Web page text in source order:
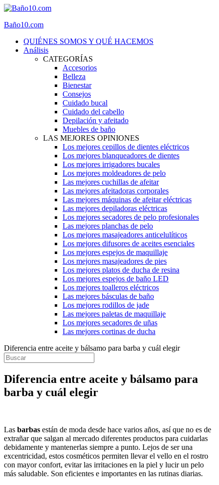
Baño10.com
QUIÉNES SOMOS Y QUÉ HACEMOS
Análisis
CATEGORÍAS
Accesorios
Belleza
Bienestar
Consejos
Cuidado bucal
Cuidado del cabello
Depilación y afeitado
Muebles de baño
LAS MEJORES OPINIONES
Los mejores cepillos de dientes eléctricos
Los mejores blanqueadores de dientes
Los mejores irrigadores bucales
Los mejores moldeadores de pelo
Las mejores cuchillas de afeitar
Las mejores afeitadoras corporales
Las mejores máquinas de afeitar eléctricas
Las mejores depiladoras eléctricas
Los mejores secadores de pelo profesionales
Las mejores planchas de pelo
Los mejores masajeadores anticelulíticos
Los mejores difusores de aceites esenciales
Los mejores espejos de maquillaje
Los mejores masajeadores de pies
Los mejores platos de ducha de resina
Los mejores espejos de baño LED
Los mejores toalleros eléctricos
Las mejores básculas de baño
Los mejores rodillos de jade
Las mejores paletas de maquillaje
Los mejores secadores de uñas
Las mejores cortinas de ducha
Diferencia entre aceite y bálsamo para barba y cuál elegir
Diferencia entre aceite y bálsamo para
barba y cuál elegir
Las barbas están de moda desde hace varios años, así que no es de
extrañar que salgan al mercado diferentes productos para cuidarlas
debidamente y mantenerlas siempre a punto. Lejos de ser una
excentricidad, estos cosméticos permiten llevar el vello en el rostro
con mayor confort, evitar las irritaciones en la piel y lucir un pelo
más saludable. Son eficientes e importantes en las rutinas diarias.